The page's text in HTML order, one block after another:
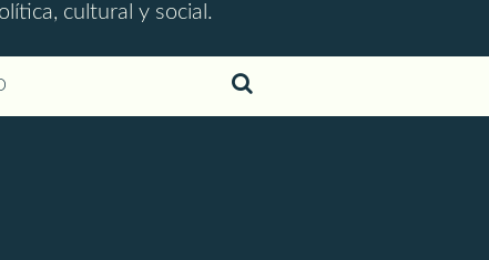
cultural y social.